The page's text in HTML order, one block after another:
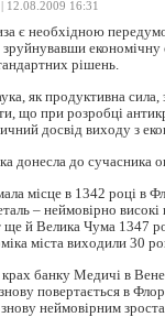
12.08.2009 16:31
є необхідною
економічну
рішень.
як продуктивна сила,
що при розробці
досвід виходу з
донесла до сучасника
місце в 1342 році в
– неймовірно
ще й Велика Чума 1347
міста виходили 30
банку Медичі в
повертається в
неймовірним